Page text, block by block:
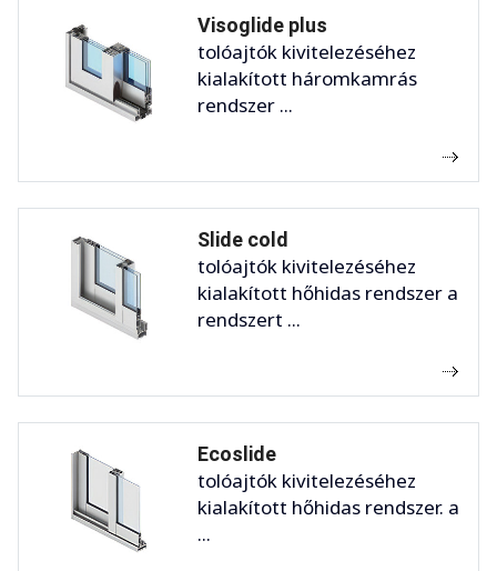
Visoglide plus
tolóajtók kivitelezéséhez
kialakított háromkamrás
rendszer ...
Slide cold
tolóajtók kivitelezéséhez
kialakított hőhidas rendszer a
rendszert ...
Ecoslide
tolóajtók kivitelezéséhez
kialakított hőhidas rendszer. a
...